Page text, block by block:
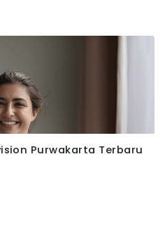
Purwakarta Terbaru